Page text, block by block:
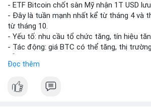
- ETF Bitcoin chốt sàn Mỹ nhận 1T USD
- Đây là tuần mạnh nhất kể từ tháng 4 và
từ tháng 10.
- Yếu tố: nhu cầu tổ chức tăng, tín hiệu
- Tác động: giá BTC có thể tăng, thị
Đọc thêm